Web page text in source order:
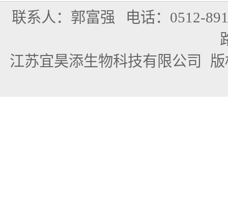
联系人：郭富强 电话：0512-
江苏宜昊添生物科技有限公司